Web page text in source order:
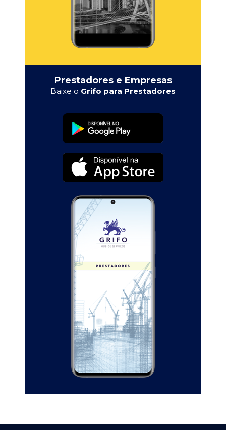
Prestadores e Empresas
Baixe o Grifo para Prestadores